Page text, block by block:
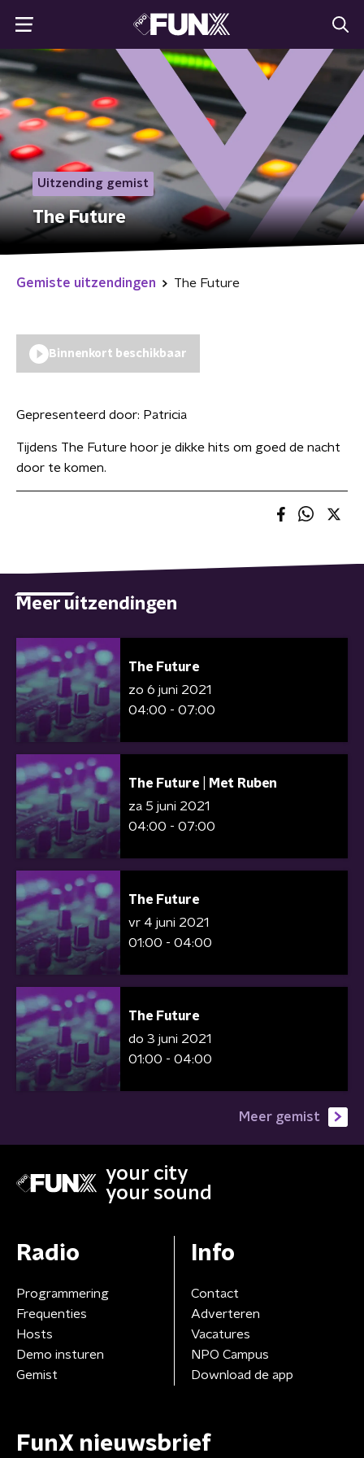
Uitzending gemist
The Future
Gemiste uitzendingen The Future
Binnenkort beschikbaar
Gepresenteerd door: Patricia
Tijdens The Future hoor je dikke hits om goed de nacht
door te komen.
Meer uitzendingen
The Future
zo 6 juni 2021
04:00 - 07:00
The Future | Met Ruben
za 5 juni 2021
04:00 - 07:00
The Future
vr 4 juni 2021
01:00 - 04:00
The Future
do 3 juni 2021
01:00 - 04:00
Meer gemist
your city
your sound
Radio
Programmering
Frequenties
Hosts
Demo insturen
Gemist
Info
Contact
Adverteren
Vacatures
NPO Campus
Download de app
FunX nieuwsbrief